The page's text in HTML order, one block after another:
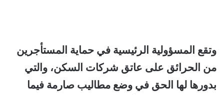
وتقع المسؤولية الرئيسية في حماية المستأجرين
من الحرائق على عاتق شركات السكن، والتي
بدورها لها الحق في وضع مطاليب صارمة فيما